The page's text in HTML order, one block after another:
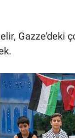
Gazze'deki